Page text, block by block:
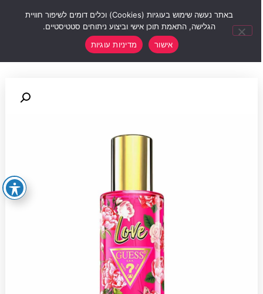
באתר נעשה שימוש בעוגיות (Cookies) וכלים דומים לשיפור חוויית
הגלישה, התאמת תוכן אישי וביצוע ניתוחים סטטיסטיים.
אישור
מדיניות עוגיות